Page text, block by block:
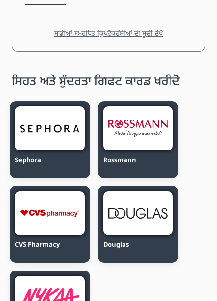
ਸਾਡੀਆਂ ਸਮਰਥਿਤ ਕ੍ਰਿਪਟੋਕਰੰਸੀਆਂ ਦੀ ਸੂਚੀ ਦੇਖੋ
ਸਿਹਤ ਅਤੇ ਸੁੰਦਰਤਾ ਗਿਫਟ ਕਾਰਡ ਖਰੀਦੋ
Sephora Rossmann
CVS Pharmacy Douglas